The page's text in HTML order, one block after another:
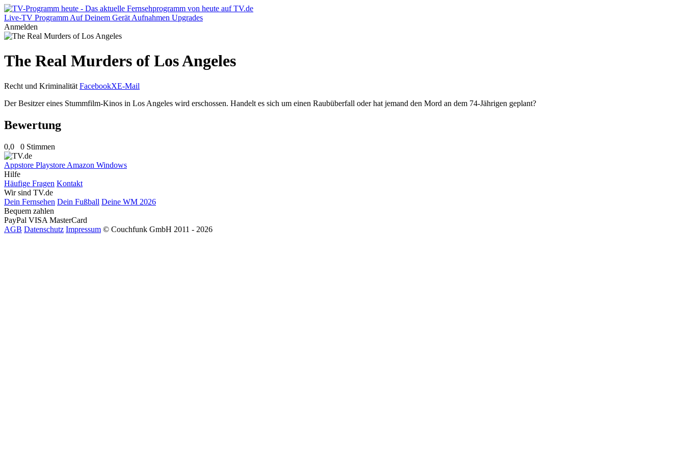
Live-TV Programm Auf Deinem Gerät Aufnahmen Upgrades
Anmelden
The Real Murders of Los Angeles
Recht und Kriminalität FacebookXE-Mail
Der Besitzer eines Stummfilm-Kinos in Los Angeles wird erschossen. Handelt es sich um einen Raubüberfall oder hat jemand den Mord an dem 74-Jährigen geplant?
Bewertung
0,0 0 Stimmen
Appstore Playstore Amazon Windows
Hilfe
Häufige Fragen Kontakt
Wir sind TV.de
Dein Fernsehen Dein Fußball Deine WM 2026
Bequem zahlen
PayPal VISA MasterCard
AGB Datenschutz Impressum © Couchfunk GmbH 2011 - 2026